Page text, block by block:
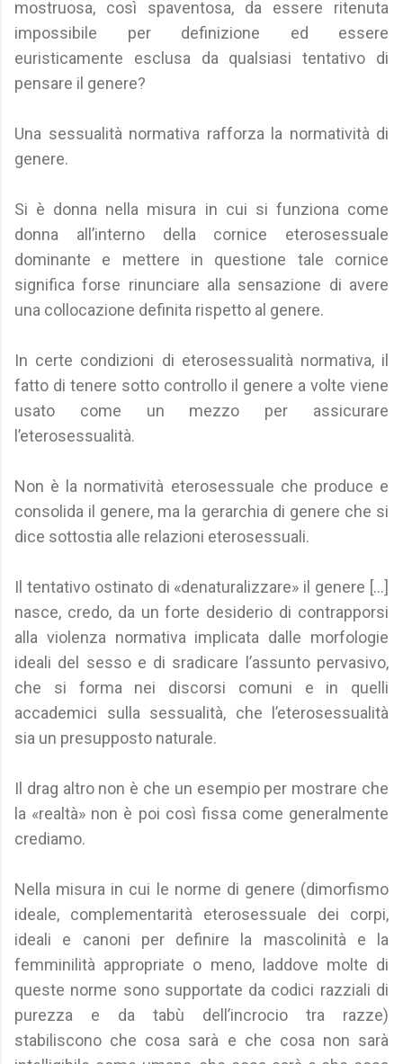
mostruosa, così spaventosa, da essere ritenuta
impossibile per definizione ed essere
euristicamente esclusa da qualsiasi tentativo di
pensare il genere?
Una sessualità normativa rafforza la normatività di
genere.
Si è donna nella misura in cui si funziona come
donna all’interno della cornice eterosessuale
dominante e mettere in questione tale cornice
significa forse rinunciare alla sensazione di avere
una collocazione definita rispetto al genere.
In certe condizioni di eterosessualità normativa, il
fatto di tenere sotto controllo il genere a volte viene
usato come un mezzo per assicurare
l’eterosessualità.
Non è la normatività eterosessuale che produce e
consolida il genere, ma la gerarchia di genere che si
dice sottostia alle relazioni eterosessuali.
Il tentativo ostinato di «denaturalizzare» il genere [...]
nasce, credo, da un forte desiderio di contrapporsi
alla violenza normativa implicata dalle morfologie
ideali del sesso e di sradicare l’assunto pervasivo,
che si forma nei discorsi comuni e in quelli
accademici sulla sessualità, che l’eterosessualità
sia un presupposto naturale.
Il drag altro non è che un esempio per mostrare che
la «realtà» non è poi così fissa come generalmente
crediamo.
Nella misura in cui le norme di genere (dimorfismo
ideale, complementarità eterosessuale dei corpi,
ideali e canoni per definire la mascolinità e la
femminilità appropriate o meno, laddove molte di
queste norme sono supportate da codici razziali di
purezza e da tabù dell’incrocio tra razze)
stabiliscono che cosa sarà e che cosa non sarà